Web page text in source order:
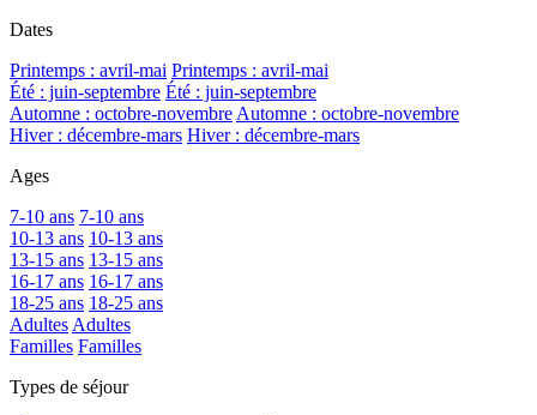
Dates
Printemps : avril-mai Printemps : avril-mai
Été : juin-septembre Été : juin-septembre
Automne : octobre-novembre Automne : octobre-novembre
Hiver : décembre-mars Hiver : décembre-mars
Ages
7-10 ans 7-10 ans
10-13 ans 10-13 ans
13-15 ans 13-15 ans
16-17 ans 16-17 ans
18-25 ans 18-25 ans
Adultes Adultes
Familles Familles
Types de séjour